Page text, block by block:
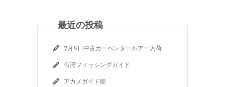
最近の投稿
7月8日中古カーペンタールアー入荷
台湾フィッシングガイド
アカメガイド船